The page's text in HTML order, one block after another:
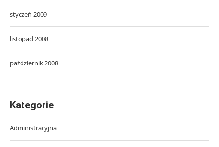
styczeń 2009
listopad 2008
październik 2008
Kategorie
Administracyjna